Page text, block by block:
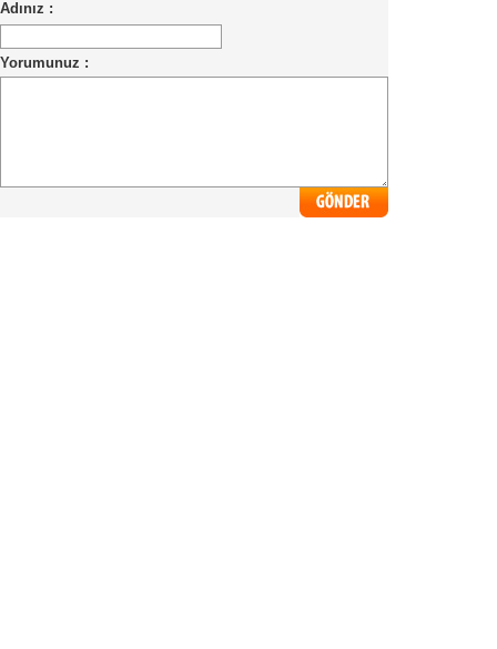
Adınız :
Yorumunuz :